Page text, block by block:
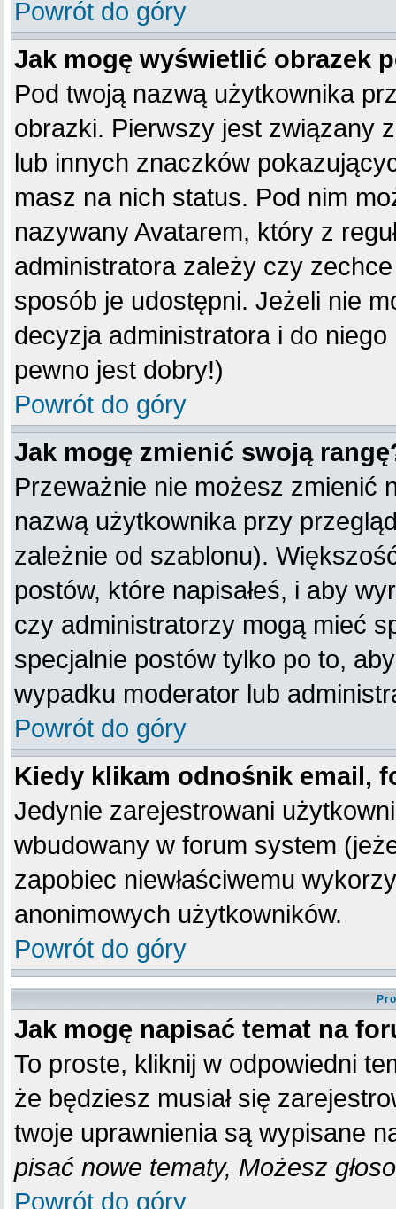
Powrót do góry
Jak mogę wyświetlić obrazek
Pod twoją nazwą użytkownika
obrazki. Pierwszy jest związany
lub innych znaczków
masz na nich status. Pod nim
nazywany Avatarem, który z
administratora zależy czy
sposób je udostępni. Jeżeli nie
decyzja administratora i do
pewno jest dobry!)
Powrót do góry
Jak mogę zmienić swoją
Przeważnie nie możesz zmienić
nazwą użytkownika przy
zależnie od szablonu).
postów, które napisałeś, i aby
czy administratorzy mogą mieć
specjalnie postów tylko po to,
wypadku moderator lub
Powrót do góry
Kiedy klikam odnośnik email,
Jedynie zarejestrowani
wbudowany w forum system
zapobiec niewłaściwemu
anonimowych użytkowników.
Powrót do góry
Jak mogę napisać temat na
To proste, kliknij w odpowiedni
że będziesz musiał się
twoje uprawnienia są wypisane
pisać nowe tematy, Możesz
Powrót do góry